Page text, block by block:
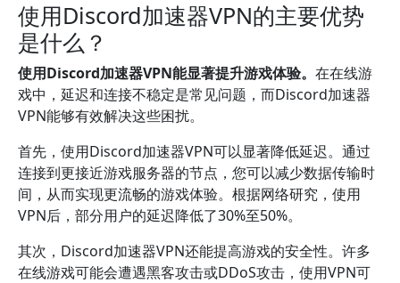
使用Discord加速器VPN的主要优势
是什么？
使用Discord加速器VPN能显著提升游戏体验。 在在线游
戏中，延迟和连接不稳定是常见问题，而Discord加速器
VPN能够有效解决这些困扰。
首先，使用Discord加速器VPN可以显著降低延迟。通过
连接到更接近游戏服务器的节点，您可以减少数据传输时
间，从而实现更流畅的游戏体验。根据网络研究，使用
VPN后，部分用户的延迟降低了30%至50%。
其次，Discord加速器VPN还能提高游戏的安全性。许多
在线游戏可能会遭遇黑客攻击或DDoS攻击，使用VPN可